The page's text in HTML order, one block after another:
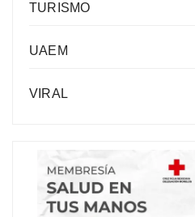
TURISMO
UAEM
VIRAL